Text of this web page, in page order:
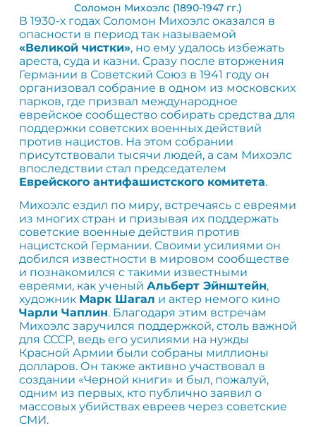
Соломон Михоэлс (1890-1947 гг.)
В 1930-х годах Соломон Михоэлс оказался в
опасности в период так называемой
«Великой чистки», но ему удалось избежать
ареста, суда и казни. Сразу после вторжения
Германии в Советский Союз в 1941 году он
организовал собрание в одном из московских
парков, где призвал международное
еврейское сообщество собирать средства для
поддержки советских военных действий
против нацистов. На этом собрании
присутствовали тысячи людей, а сам Михоэлс
впоследствии стал председателем
Еврейского антифашистского комитета.
Михоэлс ездил по миру, встречаясь с евреями
из многих стран и призывая их поддержать
советские военные действия против
нацистской Германии. Своими усилиями он
добился известности в мировом сообществе
и познакомился с такими известными
евреями, как ученый Альберт Эйнштейн,
художник Марк Шагал и актер немого кино
Чарли Чаплин. Благодаря этим встречам
Михоэлс заручился поддержкой, столь важной
для СССР, ведь его усилиями на нужды
Красной Армии были собраны миллионы
долларов. Он также активно участвовал в
создании «Черной книги» и был, пожалуй,
одним из первых, кто публично заявил о
массовых убийствах евреев через советские
СМИ.